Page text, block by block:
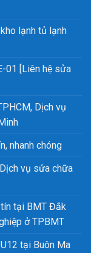
lạnh tủ lạnh
01 [Liên hệ sửa
Dịch vụ
nhanh chóng
vụ sửa chữa
tín tại BMT Đắk
ở TPBMT
tại Buôn Ma